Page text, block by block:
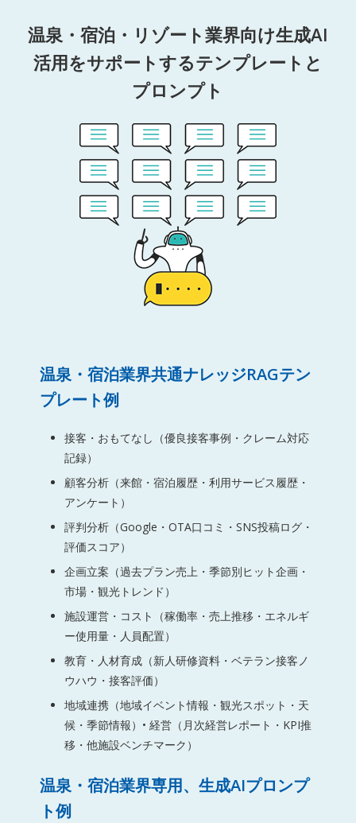
温泉・宿泊・リゾート業界向け生成AI
活用をサポートするテンプレートと
プロンプト
温泉・宿泊業界共通ナレッジRAGテン
プレート例
接客・おもてなし（優良接客事例・クレーム対応
記録）
顧客分析（来館・宿泊履歴・利用サービス履歴・
アンケート）
評判分析（Google・OTA口コミ・SNS投稿ログ・
評価スコア）
企画立案（過去プラン売上・季節別ヒット企画・
市場・観光トレンド）
施設運営・コスト（稼働率・売上推移・エネルギ
ー使用量・人員配置）
教育・人材育成（新人研修資料・ベテラン接客ノ
ウハウ・接客評価）
地域連携（地域イベント情報・観光スポット・天
候・季節情報）• 経営（月次経営レポート・KPI推
移・他施設ベンチマーク）
温泉・宿泊業界専用、生成AIプロンプ
ト例